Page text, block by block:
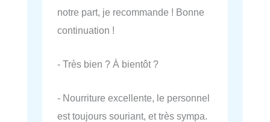
notre part, je recommande ! Bonne
continuation !
- Très bien ? À bientôt ?
- Nourriture excellente, le personnel
est toujours souriant, et très sympa.